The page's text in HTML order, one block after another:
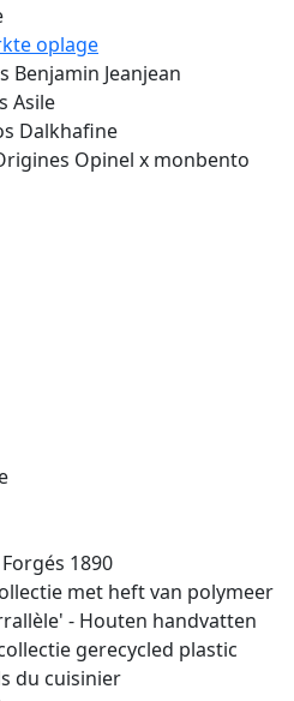
oplage
Benjamin Jeanjean
Asile
Dalkhafine
Opinel x monbento
1890
met heft van polymeer
- Houten handvatten
gerecycled plastic
du cuisinier